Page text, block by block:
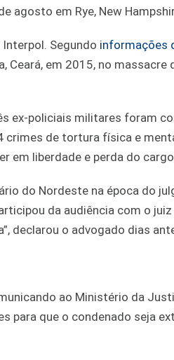
agosto em Rye, New
Segundo informações
em 2015, no massacre
ex-policiais militares foram
de tortura física e
em liberdade e perda do
do Nordeste na época do
da audiência com o
declarou o advogado dias
ao Ministério da
para que o condenado seja